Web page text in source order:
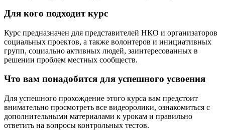
Для кого подходит курс
Курс предназначен для представителей НКО и организаторов
социальных проектов, а также волонтеров и инициативных
групп, социально активных людей, заинтересованных в
решении проблем местных сообществ.
Что вам понадобится для успешного усвоения
Для успешного прохождение этого курса вам предстоит
внимательно просмотреть все видеоролики, ознакомиться с
дополнительными материалами к урокам и правильно
ответить на вопросы контрольных тестов.